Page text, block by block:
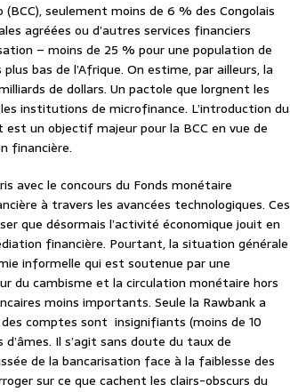
seulement moins de 6 % des Congolais
agréées ou d’autres services financiers
– moins de 25 % pour une population de
bas de l’Afrique. On estime, par ailleurs, la
de dollars. Un pactole que lorgnent les
institutions de microfinance. L’introduction du
un objectif majeur pour la BCC en vue de
financière.
avec le concours du Fonds monétaire
à travers les avancées technologiques. Ces
que désormais l’activité économique jouit en
financière. Pourtant, la situation générale
informelle qui est soutenue par une
du cambisme et la circulation monétaire hors
moins importants. Seule la Rawbank a
comptes sont insignifiants (moins de 10
Il s’agit sans doute du taux de
de la bancarisation face à la faiblesse des
sur ce que cachent les clairs-obscurs du